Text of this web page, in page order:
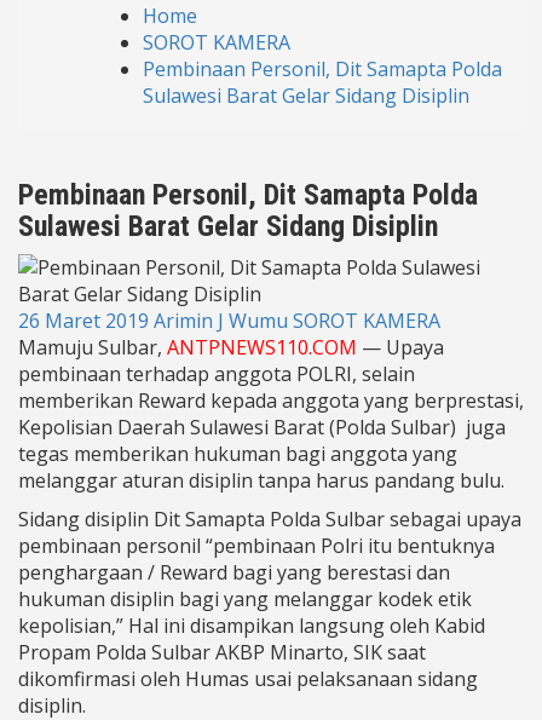
Home
SOROT KAMERA
Pembinaan Personil, Dit Samapta Polda
Sulawesi Barat Gelar Sidang Disiplin
Pembinaan Personil, Dit Samapta Polda
Sulawesi Barat Gelar Sidang Disiplin
26 Maret 2019 Arimin J Wumu SOROT KAMERA
Mamuju Sulbar, ANTPNEWS110.COM — Upaya
pembinaan terhadap anggota POLRI, selain
memberikan Reward kepada anggota yang berprestasi,
Kepolisian Daerah Sulawesi Barat (Polda Sulbar) juga
tegas memberikan hukuman bagi anggota yang
melanggar aturan disiplin tanpa harus pandang bulu.
Sidang disiplin Dit Samapta Polda Sulbar sebagai upaya
pembinaan personil “pembinaan Polri itu bentuknya
penghargaan / Reward bagi yang berestasi dan
hukuman disiplin bagi yang melanggar kodek etik
kepolisian,” Hal ini disampikan langsung oleh Kabid
Propam Polda Sulbar AKBP Minarto, SIK saat
dikomfirmasi oleh Humas usai pelaksanaan sidang
disiplin.